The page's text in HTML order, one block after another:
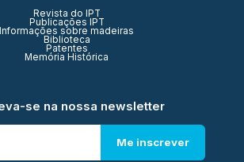
Revista do IPT
Publicações IPT
Informações sobre madeiras
Biblioteca
Patentes
Memória Histórica
se na nossa newsletter
Me inscrever